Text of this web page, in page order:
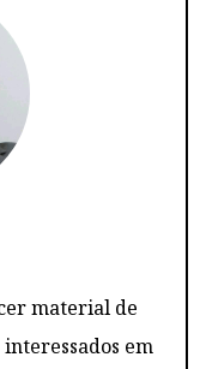
material de
interessados em